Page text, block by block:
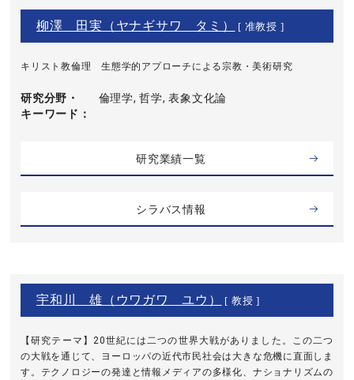
柳澤 田実（ヤナギサワ タミ） [ 准教授 ]
キリスト教倫理 生態学的アプローチによる宗教・美術研究
研究分野・
キーワード
倫理学, 哲学, 表象文化論
研究業績一覧
シラバス情報
宇和川 雄（ウワガワ ユウ） [ 教授 ]
【研究テーマ】20世紀には二つの世界大戦がありました。この二つ
の大戦を通じて、ヨーロッパの近代市民社会は大きな危機に直面しま
す。テクノロジーの発達と情報メディアの多様化、ナショナリズムの